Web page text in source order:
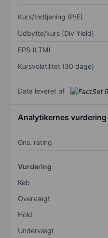
Kurs/Indtjening (P/E)
Udbytte/kurs (Div Yield)
EPS (LTM)
Kursvolatilitet (30 dage)
Data leveret af
Analytikernes vurdering
Gns. rating
Vurdering
Køb
Overvægt
Hold
Undervægt